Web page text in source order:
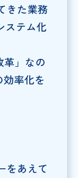
きた業務
ステム化
革」なの
効率化を
をあえて